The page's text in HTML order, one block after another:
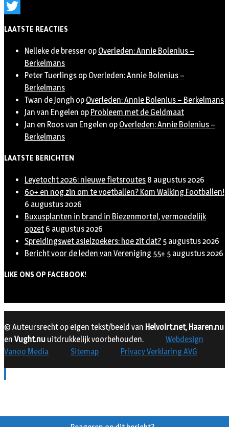
Instagram
LAATSTE REACTIES
Nelleke de bresser op Overleden: Annie Bolenius –
Berkelmans
Peter Tuerlings op Overleden: Annie Bolenius –
Berkelmans
Twan de Jongh op Overleden: Annie Bolenius – Berkelmans
Jan van Engelen op Probleem met de Geldmaat
Jan en Roos van Engelen op Overleden: Annie Bolenius –
Berkelmans
LAATSTE BERICHTEN
Leyetocht 2026: nieuwe fietsroutes 8 augustus 2026
60+ en nog zin om te voetballen? Kom Walking Footballen!
6 augustus 2026
Buxusplanten in brand in Biezenmortel, vermoedelijk
opzet 6 augustus 2026
Spreidingswet asielzoekers: hoe zit dat? 5 augustus 2026
Bericht voor de leden van Vereniging 55+ 5 augustus 2026
LIKE ONS OP FACEBOOK!
© Auteursrecht op eigen tekst/beeld van Helvoirt.net, Haaren.nu
en Vught.nu uitdrukkelijk voorbehouden.
Webdesign
Vanoo Media
Sitemap Privacy Verklaring AVG